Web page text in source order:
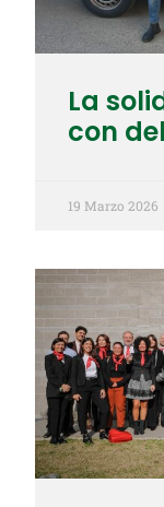
La
con
19 Marzo 2026